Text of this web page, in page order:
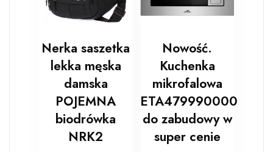
Nerka saszetka
lekka męska
damska
POJEMNA
biodrówka
NRK2
Nowość.
Kuchenka
mikrofalowa
ETA479990000
do zabudowy w
super cenie